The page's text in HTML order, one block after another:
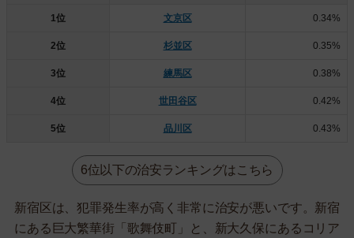
1位 文京区 0.34%
2位 杉並区 0.35%
3位 練馬区 0.38%
4位 世田谷区 0.42%
5位 品川区 0.43%
6位以下の治安ランキングはこちら
新宿区は、犯罪発生率が高く非常に治安が悪いです。新宿
にある巨大繁華街「歌舞伎町」と、新大久保にあるコリア